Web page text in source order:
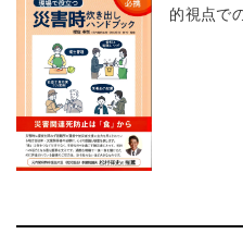
的視点で